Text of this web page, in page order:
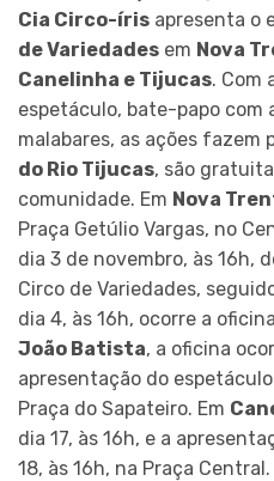
Cia Circo-íris apresenta o
de Variedades em Nova
Canelinha e Tijucas. Com
espetáculo, bate-papo com
malabares, as ações fazem
do Rio Tijucas, são
comunidade. Em Nova
Praça Getúlio Vargas, no
dia 3 de novembro, às 16h,
Circo de Variedades,
dia 4, às 16h, ocorre a
João Batista, a oficina
apresentação do
Praça do Sapateiro. Em
dia 17, às 16h, e a
18, às 16h, na Praça Central.